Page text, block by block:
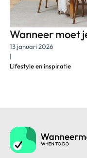
Wanneer moet
13 januari 2026
|
Lifestyle en inspiratie